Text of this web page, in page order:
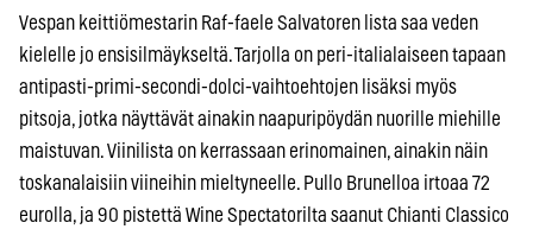
Vespan keittiömestarin Raf-faele Salvatoren lista saa veden
kielelle jo ensisilmäykseltä. Tarjolla on peri-italialaiseen tapaan
antipasti-primi-secondi-dolci-vaihtoehtojen lisäksi myös
pitsoja, jotka näyttävät ainakin naapuripöydän nuorille miehille
maistuvan. Viinilista on kerrassaan erinomainen, ainakin näin
toskanalaisiin viineihin mieltyneelle. Pullo Brunelloa irtoaa 72
eurolla, ja 90 pistettä Wine Spectatorilta saanut Chianti Classico